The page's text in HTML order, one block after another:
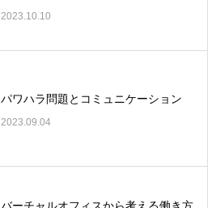
2023.10.10
パワハラ問題とコミュニケーション
2023.09.04